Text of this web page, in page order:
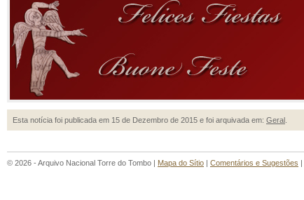
Esta notícia foi publicada em 15 de Dezembro de 2015 e foi arquivada em: Geral
© 2026 - Arquivo Nacional Torre do Tombo | Mapa do Sítio | Comentários e Sugestões |